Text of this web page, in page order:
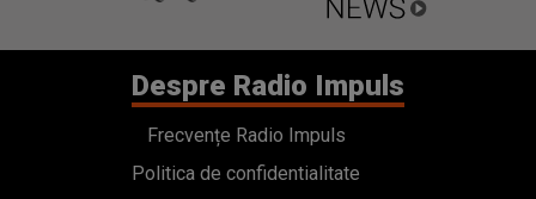
Despre Radio Impuls
Frecvențe Radio Impuls
Politica de confidentialitate